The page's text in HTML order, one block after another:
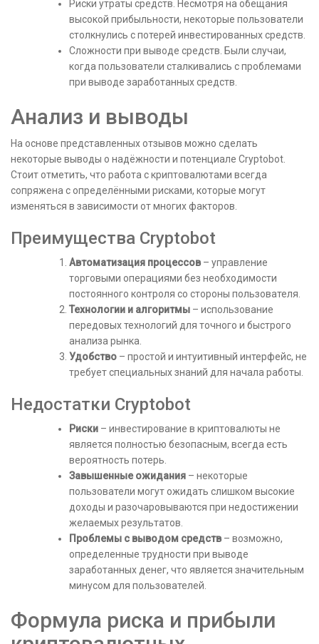
Риски утраты средств. Несмотря на обещания
высокой прибыльности, некоторые пользователи
столкнулись с потерей инвестированных средств.
Сложности при выводе средств. Были случаи,
когда пользователи сталкивались с проблемами
при выводе заработанных средств.
Анализ и выводы
На основе представленных отзывов можно сделать
некоторые выводы о надёжности и потенциале Cryptobot.
Стоит отметить, что работа с криптовалютами всегда
сопряжена с определёнными рисками, которые могут
изменяться в зависимости от многих факторов.
Преимущества Cryptobot
Автоматизация процессов – управление
торговыми операциями без необходимости
постоянного контроля со стороны пользователя.
Технологии и алгоритмы – использование
передовых технологий для точного и быстрого
анализа рынка.
Удобство – простой и интуитивный интерфейс, не
требует специальных знаний для начала работы.
Недостатки Cryptobot
Риски – инвестирование в криптовалюты не
является полностью безопасным, всегда есть
вероятность потерь.
Завышенные ожидания – некоторые
пользователи могут ожидать слишком высокие
доходы и разочаровываются при недостижении
желаемых результатов.
Проблемы с выводом средств – возможно,
определенные трудности при выводе
заработанных денег, что является значительным
минусом для пользователей.
Формула риска и прибыли